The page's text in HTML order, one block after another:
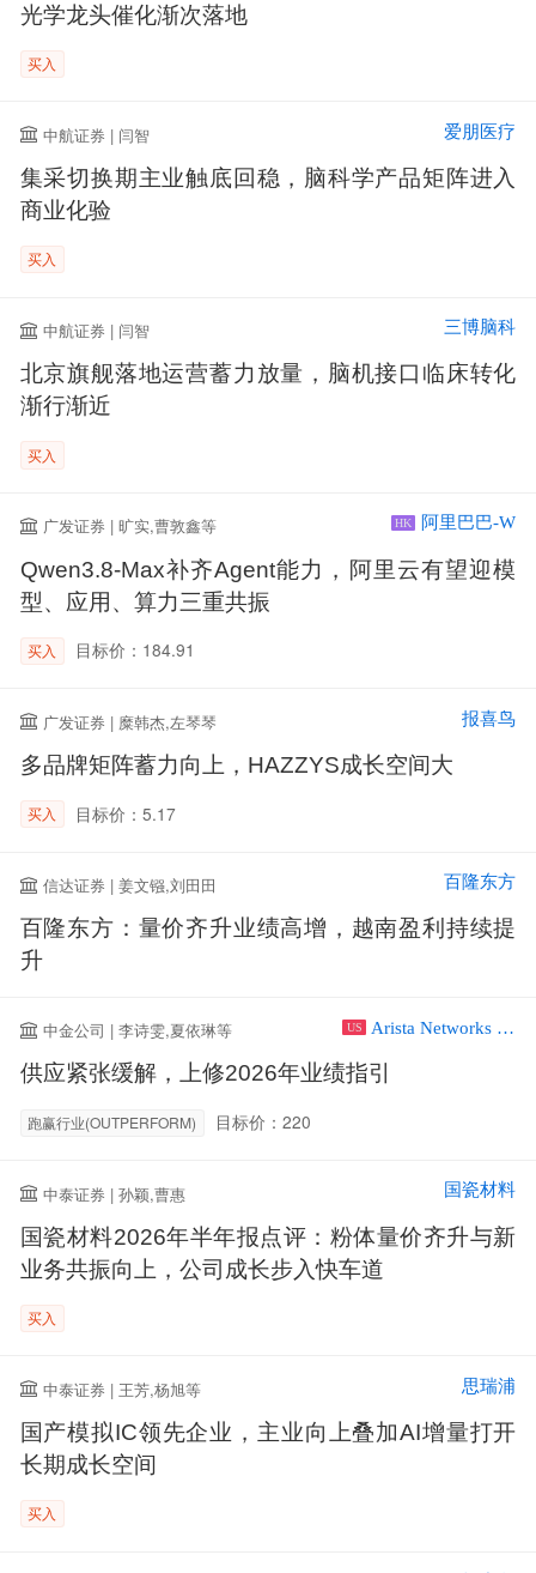
光学龙头催化渐次落地
买入
中航证券 | 闫智 爱朋医疗
集采切换期主业触底回稳，脑科学产品矩阵进入
商业化验
买入
中航证券 | 闫智 三博脑科
北京旗舰落地运营蓄力放量，脑机接口临床转化
渐行渐近
买入
广发证券 | 旷实,曹敦鑫等 HK 阿里巴巴-W
Qwen3.8-Max补齐Agent能力，阿里云有望迎模
型、应用、算力三重共振
买入 目标价：184.91
广发证券 | 糜韩杰,左琴琴 报喜鸟
多品牌矩阵蓄力向上，HAZZYS成长空间大
买入 目标价：5.17
信达证券 | 姜文镪,刘田田 百隆东方
百隆东方：量价齐升业绩高增，越南盈利持续提
升
中金公司 | 李诗雯,夏依琳等 US Arista Networks Inc
供应紧张缓解，上修2026年业绩指引
跑赢行业(OUTPERFORM) 目标价：220
中泰证券 | 孙颖,曹惠 国瓷材料
国瓷材料2026年半年报点评：粉体量价齐升与新
业务共振向上，公司成长步入快车道
买入
中泰证券 | 王芳,杨旭等 思瑞浦
国产模拟IC领先企业，主业向上叠加AI增量打开
长期成长空间
买入